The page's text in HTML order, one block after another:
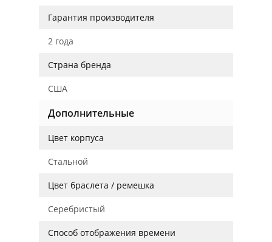
Гарантия производителя
2 года
Страна бренда
США
Дополнительные
Цвет корпуса
Стальной
Цвет браслета / ремешка
Серебристый
Способ отображения времени